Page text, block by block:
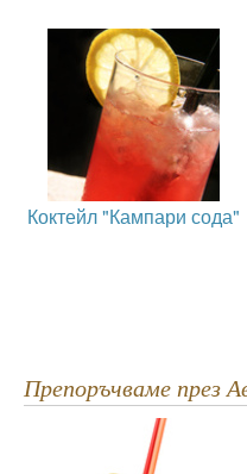
Коктейл "Кампари сода"
Препоръчваме през